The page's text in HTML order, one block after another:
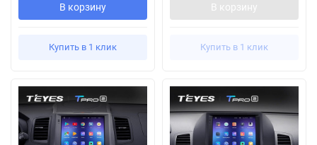
В корзину
Купить в 1 клик
В корзину
Купить в 1 клик